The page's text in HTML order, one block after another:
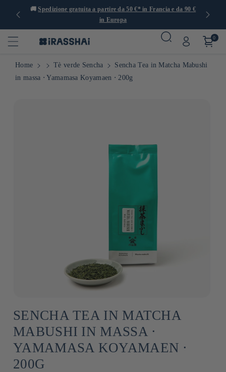
🚚Spedizione gratuita a partire da 50 €* in Francia e da 90 €
in Europa
0
Home Tè verde Sencha
Sencha Tea in Matcha Mabushi
in massa ⋅ Yamamasa Koyamaen ⋅ 200g
SENCHA TEA IN MATCHA
MABUSHI IN MASSA ⋅
YAMAMASA KOYAMAEN ⋅
200G